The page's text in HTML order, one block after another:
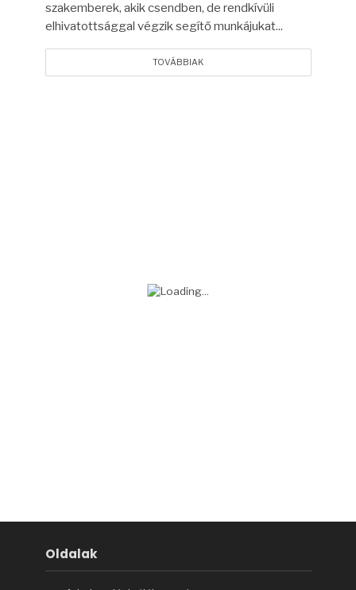
szakemberek, akik csendben, de rendkívüli
elhivatottsággal végzik segítő munkájukat...
TOVÁBBIAK
Oldalak